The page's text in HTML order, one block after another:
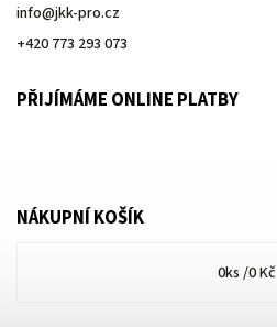
info@jkk-pro.cz
+420 773 293 073
PŘIJÍMÁME ONLINE PLATBY
NÁKUPNÍ KOŠÍK
0ks /0 Kč